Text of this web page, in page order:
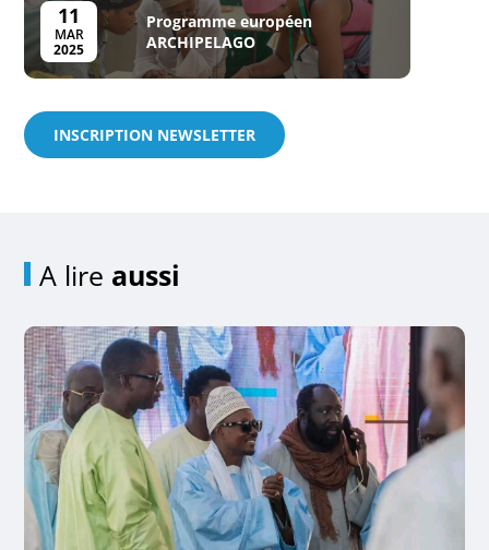
11
MAR
2025
Programme européen
ARCHIPELAGO
INSCRIPTION NEWSLETTER
A lire aussi